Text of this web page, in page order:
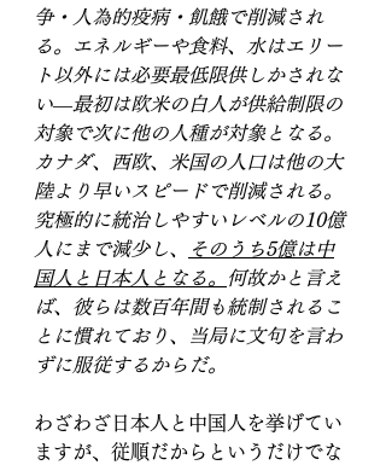
争・人為的疫病・飢餓で削減され
る。エネルギーや食料、水はエリー
ト以外には必要最低限供しかされな
い―最初は欧米の白人が供給制限の
対象で次に他の人種が対象となる。
カナダ、西欧、米国の人口は他の大
陸より早いスピードで削減される。
究極的に統治しやすいレベルの10億
人にまで減少し、
そのうち5億は中
国人と日本人となる。
何故かと言え
ば、彼らは数百年間も統制されるこ
とに慣れており、当局に文句を言わ
ずに服従するからだ。
わざわざ日本人と中国人を挙げてい
ますが、従順だからというだけでな